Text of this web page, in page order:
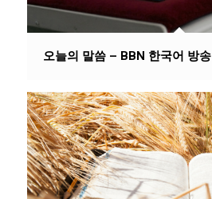
오늘의 말씀 – BBN 한국어 방송